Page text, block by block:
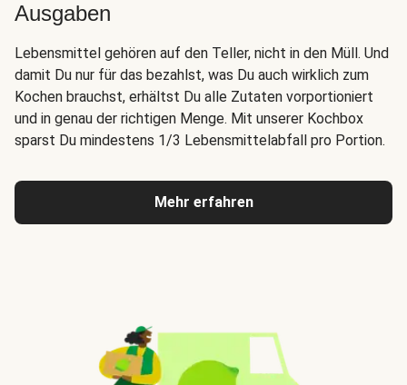
Ausgaben
Lebensmittel gehören auf den Teller, nicht in den Müll. Und
damit Du nur für das bezahlst, was Du auch wirklich zum
Kochen brauchst, erhältst Du alle Zutaten vorportioniert
und in genau der richtigen Menge. Mit unserer Kochbox
sparst Du mindestens 1/3 Lebensmittelabfall pro Portion.
Mehr erfahren